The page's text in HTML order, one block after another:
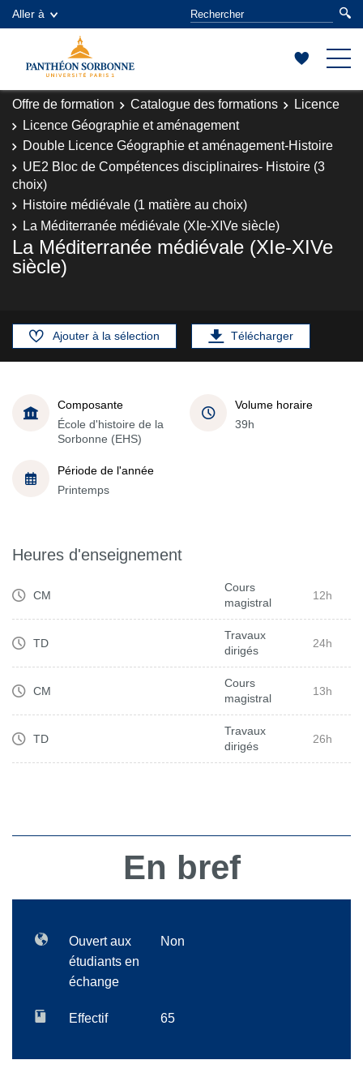
Aller à
Offre de formation Catalogue des formations
Licence
Licence Géographie et aménagement
Double Licence Géographie et aménagement-Histoire
UE2 Bloc de Compétences disciplinaires- Histoire (3
choix)
Histoire médiévale (1 matière au choix)
La Méditerranée médiévale (XIe-XIVe siècle)
La Méditerranée médiévale (XIe-XIVe
siècle)
Ajouter à la sélection Télécharger
Composante
École d'histoire de la
Sorbonne (EHS)
Volume horaire
39h
Période de l'année
Printemps
Heures d'enseignement
CM
Cours
magistral
12h
TD
Travaux
dirigés
24h
CM
Cours
magistral
13h
TD
Travaux
dirigés
26h
En bref
Ouvert aux
étudiants en
échange
Non
Effectif 65